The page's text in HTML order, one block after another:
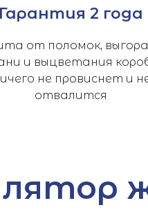
Гарантия 2 года
от поломок,
и выцветания
не провиснет и
отвалится